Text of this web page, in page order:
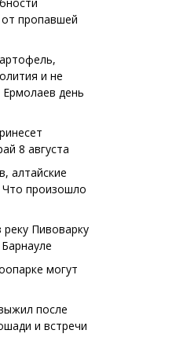
пропавшей
и не
день
8 августа
алтайские
произошло
Пивоварку
могут
после
и встречи